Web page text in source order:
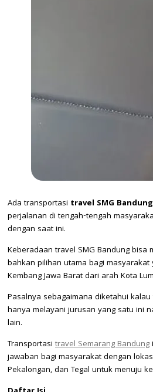
Ada transportasi travel SMG Bandung
perjalanan di tengah-tengah
dengan saat ini.
Keberadaan travel SMG Bandung
bahkan pilihan utama bagi masyarakat
Kembang Jawa Barat dari arah Kota
Pasalnya sebagaimana diketahui
hanya melayani jurusan yang satu ini
lain.
Transportasi travel Semarang Bandung
jawaban bagi masyarakat dengan
Pekalongan, dan Tegal untuk menuju